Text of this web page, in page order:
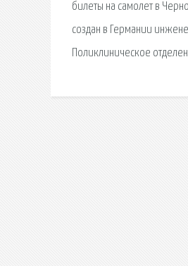
билеты на самолет в
создан в Германии
Поликлиническое